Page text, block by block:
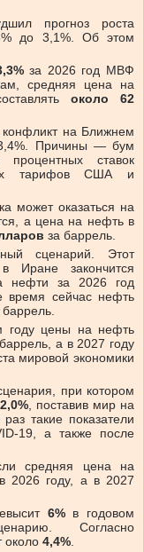
прогноз роста
до 3,1%.
Об этом
за 2026 год МВФ
средняя цена на
около 62
на Ближнем
Причины — бум
процентных ставок
тарифов США и
может оказаться на
а цена на нефть в
за баррель.
сценарий. Этот
Иране закончится
нефти за 2026 год
сейчас нефть
баррель.
году цены на нефть
а в 2027 году
мировой экономики
при котором
2,0%, поставив мир на
такие показатели
19, а также после
средняя цена на
2026 году, а в 2027
6% в годовом
Согласно
около 4,4%.